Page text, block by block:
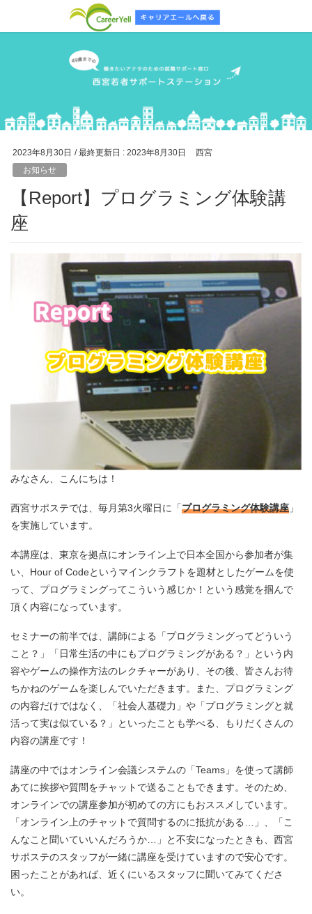
2023年8月30日 / 最終更新日 : 2023年8月30日
西宮
お知らせ
【Report】プログラミング体験講
座
みなさん、こんにちは！
西宮サポステでは、毎月第3火曜日に「プログラミング体験講座 」
を実施しています。
本講座は、東京を拠点にオンライン上で日本全国から参加者が集
い、Hour of Codeというマインクラフトを題材としたゲームを使
って、プログラミングってこういう感じか！という感覚を掴んで
頂く内容になっています。
セミナーの前半では、講師による「プログラミングってどういう
こと？」「日常生活の中にもプログラミングがある？」という内
容やゲームの操作方法のレクチャーがあり、その後、皆さんお待
ちかねのゲームを楽しんでいただきます。また、プログラミング
の内容だけではなく、「社会人基礎力」や「プログラミングと就
活って実は似ている？」といったことも学べる、もりだくさんの
内容の講座です！
講座の中ではオンライン会議システムの「Teams」を使って講師
あてに挨拶や質問をチャットで送ることもできます。そのため、
オンラインでの講座参加が初めての方にもおススメしています。
「オンライン上のチャットで質問するのに抵抗がある…」、「こ
んなこと聞いていいんだろうか…」と不安になったときも、西宮
サポステのスタッフが一緒に講座を受けていますので安心です。
困ったことがあれば、近くにいるスタッフに聞いてみてくださ
い。